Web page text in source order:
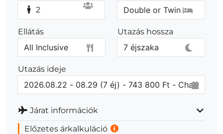
2
Ellátás Utazás hossza
Utazás ideje
Járat információk
Előzetes árkalkuláció